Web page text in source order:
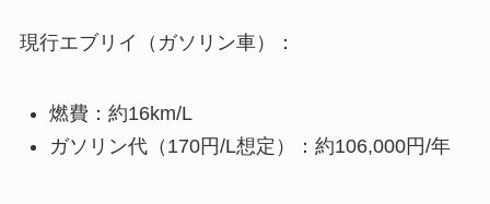
現行エブリイ（ガソリン車）：
燃費：約16km/L
ガソリン代（170円/L想定）：約106,000円/年